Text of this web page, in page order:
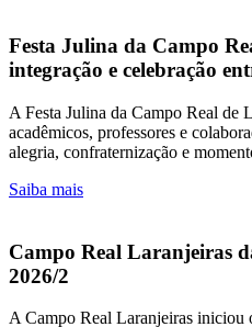
Festa Julina da Campo
integração e celebração
A Festa Julina da Campo Real de
acadêmicos, professores e
alegria, confraternização e
Saiba mais
Campo Real Laranjeiras
2026/2
A Campo Real Laranjeiras iniciou